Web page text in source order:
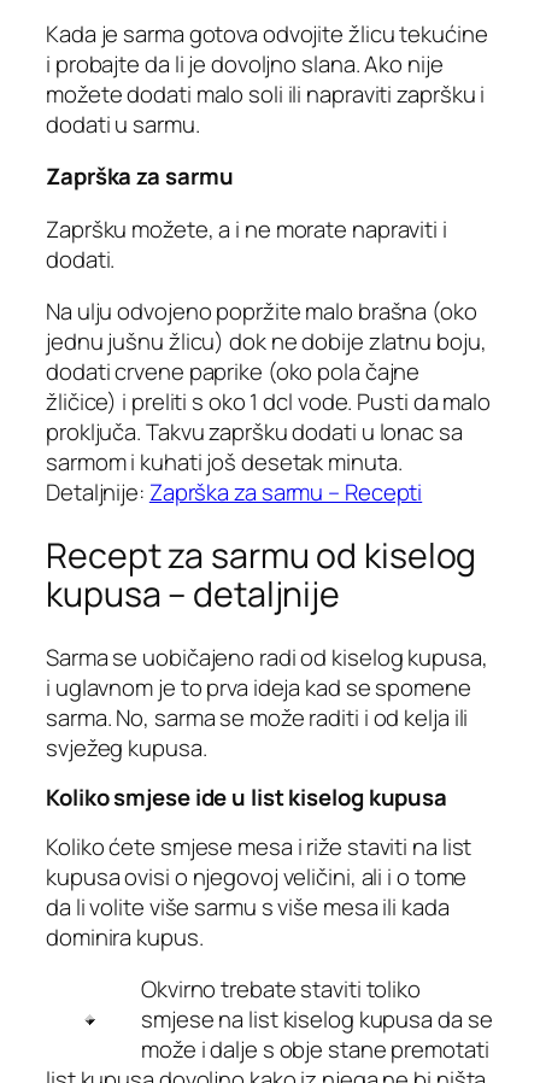
Kada je sarma gotova odvojite žlicu tekućine
i probajte da li je dovoljno slana. Ako nije
možete dodati malo soli ili napraviti zapršku i
dodati u sarmu.
Zaprška za sarmu
Zapršku možete, a i ne morate napraviti i
dodati.
Na ulju odvojeno popržite malo brašna (oko
jednu jušnu žlicu) dok ne dobije zlatnu boju,
dodati crvene paprike (oko pola čajne
žličice) i preliti s oko 1 dcl vode. Pusti da malo
proključa. Takvu zapršku dodati u lonac sa
sarmom i kuhati još desetak minuta.
Detaljnije: Zaprška za sarmu – Recepti
Recept za sarmu od kiselog
kupusa – detaljnije
Sarma se uobičajeno radi od kiselog kupusa,
i uglavnom je to prva ideja kad se spomene
sarma. No, sarma se može raditi i od kelja ili
svježeg kupusa.
Koliko smjese ide u list kiselog kupusa
Koliko ćete smjese mesa i riže staviti na list
kupusa ovisi o njegovoj veličini, ali i o tome
da li volite više sarmu s više mesa ili kada
dominira kupus.
Okvirno trebate staviti toliko
smjese na list kiselog kupusa da se
može i dalje s obje stane premotati